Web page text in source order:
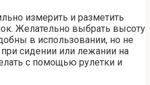
измерить и разметить
Желательно выбрать высоту
в использовании, но не
сидении или лежании на
с помощью рулетки и